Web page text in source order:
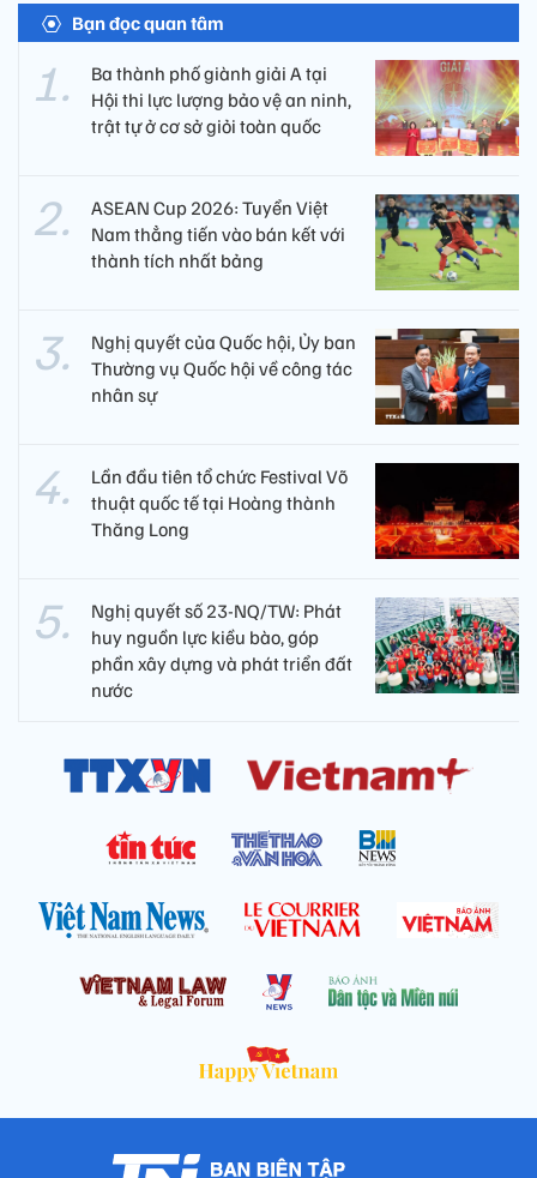
Bạn đọc quan tâm
Ba thành phố giành giải A tại
Hội thi lực lượng bảo vệ an ninh,
trật tự ở cơ sở giỏi toàn quốc
ASEAN Cup 2026: Tuyển Việt
Nam thẳng tiến vào bán kết với
thành tích nhất bảng
Nghị quyết của Quốc hội, Ủy ban
Thường vụ Quốc hội về công tác
nhân sự
Lần đầu tiên tổ chức Festival Võ
thuật quốc tế tại Hoàng thành
Thăng Long
Nghị quyết số 23-NQ/TW: Phát
huy nguồn lực kiều bào, góp
phần xây dựng và phát triển đất
nước